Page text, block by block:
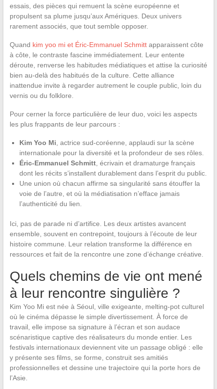
essais, des pièces qui remuent la scène européenne et
propulsent sa plume jusqu’aux Amériques. Deux univers
rarement associés, que tout semble opposer.
Quand kim yoo mi et Éric-Emmanuel Schmittapparaissent côte
à côte, le contraste fascine immédiatement. Leur entente
déroute, renverse les habitudes médiatiques et attise la curiosité
bien au-delà des habitués de la culture. Cette alliance
inattendue invite à regarder autrement le couple public, loin du
vernis ou du folklore.
Pour cerner la force particulière de leur duo, voici les aspects
les plus frappants de leur parcours :
Kim Yoo Mi , actrice sud-coréenne, applaudi sur la scène
internationale pour la diversité et la profondeur de ses rôles.
Éric-Emmanuel Schmitt, écrivain et dramaturge français
dont les récits s’installent durablement dans l’esprit du public.
Une union où chacun affirme sa singularité sans étouffer la
voie de l’autre, et où la médiatisation n’efface jamais
l’authenticité du lien.
Ici, pas de parade ni d’artifice. Les deux artistes avancent
ensemble, souvent en contrepoint, toujours à l’écoute de leur
histoire commune. Leur relation transforme la différence en
ressources et fait de la rencontre une zone d’échange créative.
Quels chemins de vie ont mené
à leur rencontre singulière ?
Kim Yoo Mi est née à Séoul, ville exigeante, melting-pot culturel
où le cinéma dépasse le simple divertissement. À force de
travail, elle impose sa signature à l’écran et son audace
scénaristique captive des réalisateurs du monde entier. Les
festivals internationaux deviennent vite un passage obligé : elle
y présente ses films, se forme, construit ses amitiés
professionnelles et dessine une trajectoire qui la porte hors de
l’Asie.